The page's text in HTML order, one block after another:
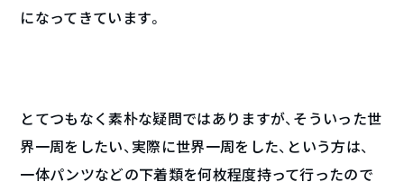
になってきています。
とてつもなく素朴な疑問ではありますが、そういった世
界一周をしたい、実際に世界一周をした、という方は、
一体パンツなどの下着類を何枚程度持って行ったので